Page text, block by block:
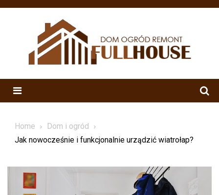
Skip
Menu
Home
Dom i ogród
Jak nowocześnie i funkcjonalnie urządzić wiatrołap?